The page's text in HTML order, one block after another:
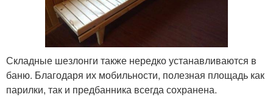
Складные шезлонги также нередко устанавливаются в
баню. Благодаря их мобильности, полезная площадь как
парилки, так и предбанника всегда сохранена.